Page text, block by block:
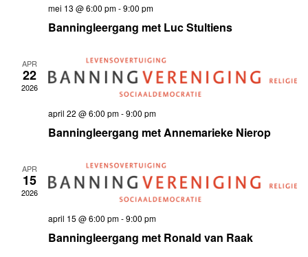
mei 13 @ 6:00 pm-9:00 pm
Banningleergang met Luc Stultiens
APR
22
2026
april 22 @ 6:00 pm-9:00 pm
Banningleergang met Annemarieke Nierop
APR
15
2026
april 15 @ 6:00 pm-9:00 pm
Banningleergang met Ronald van Raak